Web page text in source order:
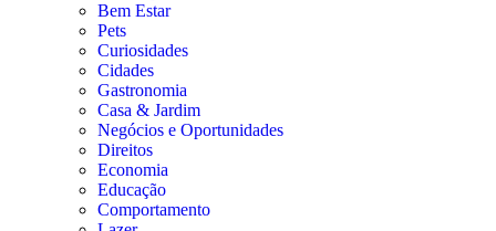
Bem Estar
Pets
Curiosidades
Cidades
Gastronomia
Casa & Jardim
Negócios e Oportunidades
Direitos
Economia
Educação
Comportamento